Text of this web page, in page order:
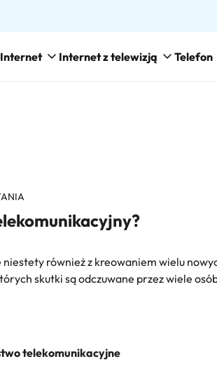
Internet Internet z telewizją Telefon
również z kreowaniem wielu
skutki są odczuwane przez wiele
telekomunikacyjne